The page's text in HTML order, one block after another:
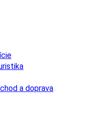
a doprava